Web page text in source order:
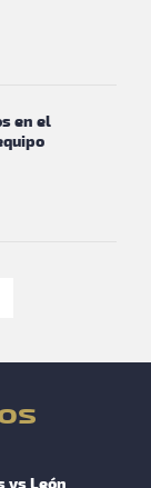
en el
vs León